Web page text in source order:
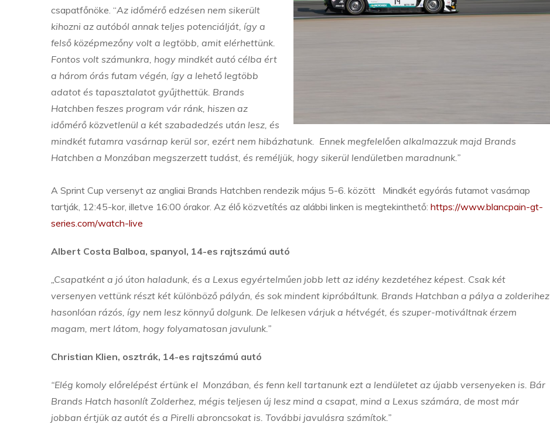
csapatfőnöke. “Az időmérő edzésen nem sikerült
kihozni az autóból annak teljes potenciálját, így a
felső középmezőny volt a legtöbb, amit elérhettünk.
Fontos volt számunkra, hogy mindkét autó célba ért
a három órás futam végén, így a lehető legtöbb
adatot és tapasztalatot gyűjthettük. Brands
Hatchben feszes program vár ránk, hiszen az
időmérő közvetlenül a két szabadedzés után lesz, és
mindkét futamra vasárnap kerül sor, ezért nem hibázhatunk. Ennek megfelelően alkalmazzuk majd Brands
Hatchben a Monzában megszerzett tudást, és reméljük, hogy sikerül lendületben maradnunk.”
A Sprint Cup versenyt az angliai Brands Hatchben rendezik május 5-6. között Mindkét egyórás futamot vasárnap
tartják, 12:45-kor, illetve 16:00 órakor. Az élő közvetítés az alábbi linken is megtekinthető: https://www.blancpain-gt-
series.com/watch-live
Albert Costa Balboa, spanyol, 14-es rajtszámú autó
„Csapatként a jó úton haladunk, és a Lexus egyértelműen jobb lett az idény kezdetéhez képest. Csak két
versenyen vettünk részt két különböző pályán, és sok mindent kipróbáltunk. Brands Hatchban a pálya a zolderihez
hasonlóan rázós, így nem lesz könnyű dolgunk. De lelkesen várjuk a hétvégét, és szuper-motiváltnak érzem
magam, mert látom, hogy folyamatosan javulunk.”
Christian Klien, osztrák, 14-es rajtszámú autó
“Elég komoly előrelépést értünk el Monzában, és fenn kell tartanunk ezt a lendületet az újabb versenyeken is. Bár
Brands Hatch hasonlít Zolderhez, mégis teljesen új lesz mind a csapat, mind a Lexus számára, de most már
jobban értjük az autót és a Pirelli abroncsokat is. További javulásra számítok.”